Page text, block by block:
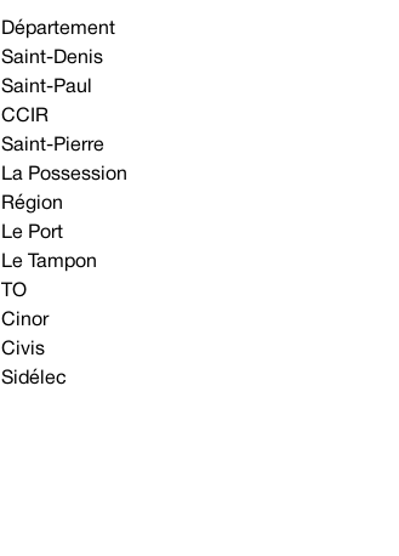
Département
Saint-Denis
Saint-Paul
CCIR
Saint-Pierre
La Possession
Région
Le Port
Le Tampon
TO
Cinor
Civis
Sidélec